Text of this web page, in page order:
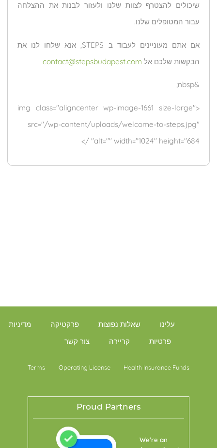
שיכולים להצטרף לצוות שלנו ולעזור לבנות את ההצלחה
עבור המטופלים שלנו.
אם אתם מעוניינים לעבוד ב STEPS, אנא שלחו לנו את
הבקשות שלכם אל contact@stepsbudapest.com
&nbsp;
<img class="aligncenter wp-image-1661 size-large"
src="/wp-content/uploads/welcome-to-steps.jpg"
alt="" width="1024" height="684" />
עלינו שאלות נפוצות פרקטיקה
מדיניות
פרטיות
קריירה צור קשר
Terms Operating License Health Insurance Funds
Proud Partners
We're an